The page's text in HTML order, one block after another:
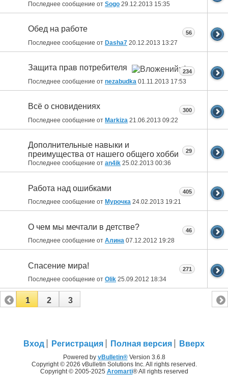
Последнее сообщение от Sogo 29.12.2013 15:35
Обед на работе
Последнее сообщение от Dasha7 20.12.2013 13:27
56
Защита прав потребителя
Последнее сообщение от nezabudka 01.11.2013 17:53
234
Всё о сновидениях
Последнее сообщение от Markiza 21.06.2013 09:22
300
Дополнительные навыки и
преимущества от нашего общего хобби
Последнее сообщение от an4ik 25.02.2013 00:36
29
Работа над ошибками
Последнее сообщение от Мурочка 24.02.2013 19:21
405
О чем мы мечтали в детстве?
Последнее сообщение от Алина 07.12.2012 19:28
46
Спасение мира!
Последнее сообщение от Olik 25.09.2012 18:34
271
1 2 3
Вход Регистрация Полная версия Вверх
Powered by vBulletin®Version 3.6.8
Copyright © 2026 vBulletin Solutions Inc. All rights reserved.
Copyright © 2005-2025 Aromarti® All rights reserved